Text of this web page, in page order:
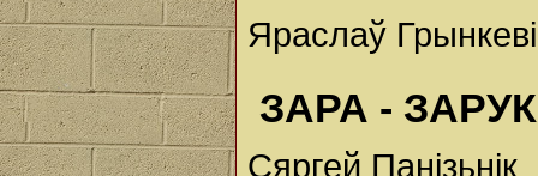
Яраслаў
ЗАРА -
Сяргей Панізьнік